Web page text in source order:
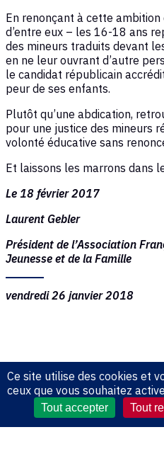
En renonçant à cette
d’entre eux – les 16-18 ans
des mineurs traduits devant
en ne leur ouvrant d’autre
le candidat républicain
peur de ses enfants.
Plutôt qu’une abdication,
pour une justice des mineurs
volonté éducative sans
Et laissons les marrons dans
Le 18 février 2017
Laurent Gebler
Président de l’Association
Jeunesse et de la Famille
vendredi 26 janvier 2018
2005 - 2026 Association
Jeunesse et
Ce site utilise des cookies et
ceux que vous souhaitez
Tout accepter Tout